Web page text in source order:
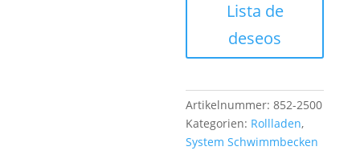
m
Menge
Lista de
deseos
Artikelnummer:852-2500
Kategorien: Rollladen,
System Schwimmbecken